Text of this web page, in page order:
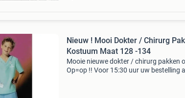
Nieuw ! Mooi Dokter / Chirurg
Kostuum Maat 128 -134
Mooie nieuwe dokter / chirurg pakken
Op=op !! Voor 15:30 uur uw bestelling